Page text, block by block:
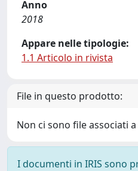
Anno
2018
Appare nelle tipologie:
1.1 Articolo in rivista
File in questo prodotto:
Non ci sono file associati
I documenti in IRIS sono